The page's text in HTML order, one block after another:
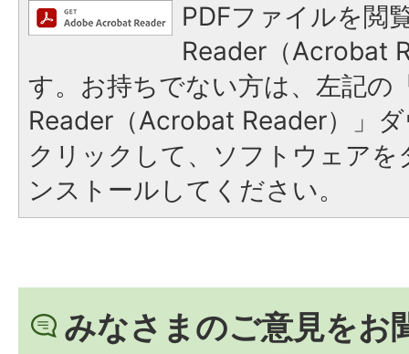
PDFファイルを閲
Reader（Acrobat
す。お持ちでない方は、左記の
Reader（Acrobat Reader）」
クリックして、ソフトウェア
ンストールしてください。
みなさまのご意見をお